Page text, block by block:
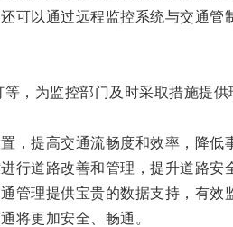
以通过远程监控系统与交通管
为监控部门及时采取措施提供
提高交通流畅度和效率，降低
道路改善和管理，提升道路安
理提供宝贵的数据支持，有效
更加安全、畅通。